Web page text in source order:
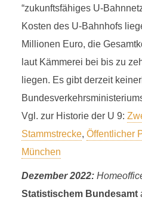
“zukunftsfähiges U-
Kosten des U-Bahnhofs
Millionen Euro, die
laut Kämmerei bei bis zu
liegen. Es gibt derzeit
Vgl. zur Historie der U 9:
Stammstrecke, Öffentlicher
München
Dezember 2022:
Statistischem Bundesamt